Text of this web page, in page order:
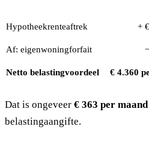
Hypotheekrenteaftrek +
Af: eigenwoningforfait
Netto belastingvoordeel € 4.360
Dat is ongeveer € 363 per maand
belastingaangifte.